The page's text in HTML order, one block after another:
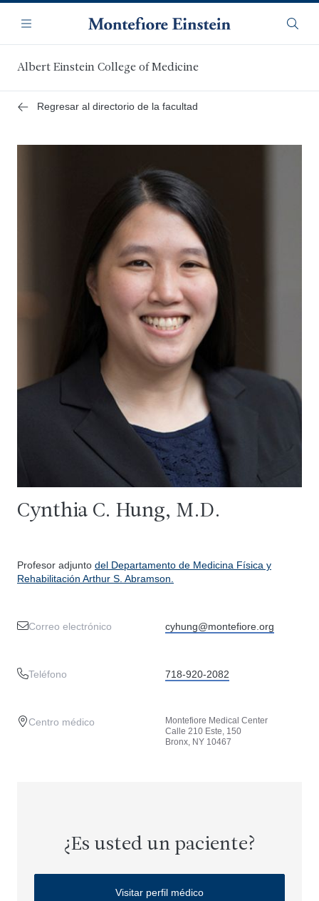
contenido
principal
Navegación
Menú
Albert Einstein College of Medicine
Regresar al directorio de la facultad
Cynthia C. Hung, M.D.
Profesor adjunto del Departamento de Medicina Física y
Rehabilitación Arthur S. Abramson.
Correo electrónico cyhung@montefiore.org
Teléfono 718-920-2082
Centro médico
Montefiore Medical Center
Calle 210 Este, 150
Bronx, NY 10467
¿Es usted un paciente?
Visitar perfil médico